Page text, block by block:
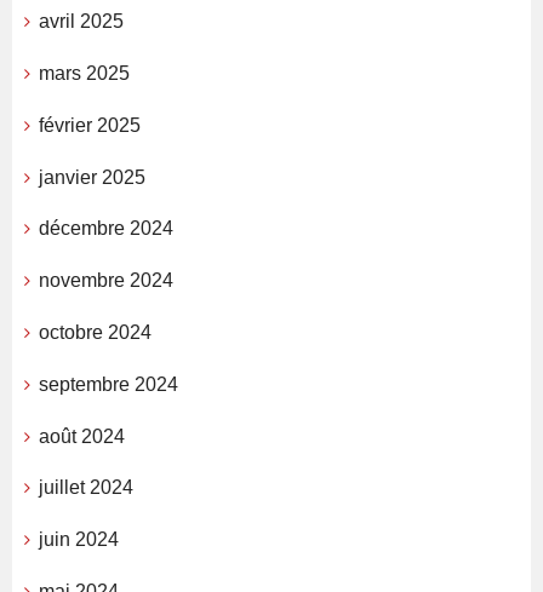
avril 2025
mars 2025
février 2025
janvier 2025
décembre 2024
novembre 2024
octobre 2024
septembre 2024
août 2024
juillet 2024
juin 2024